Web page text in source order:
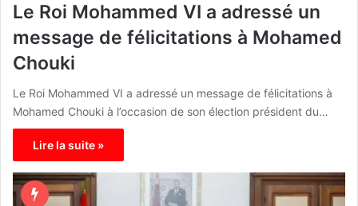
Le Roi Mohammed VI a adressé un
message de félicitations à Mohamed
Chouki
Le Roi Mohammed VI a adressé un message de félicitations à
Mohamed Chouki à l’occasion de son élection président du…
Lire la suite »